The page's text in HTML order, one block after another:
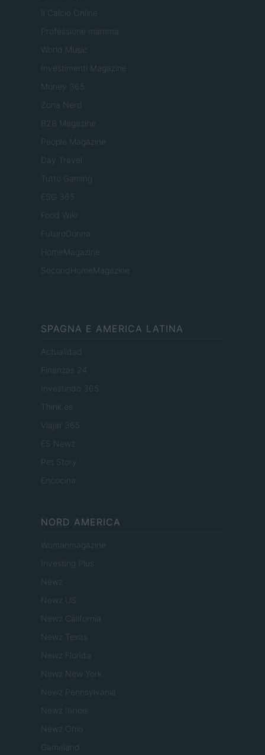
Il Calcio Online
Professione mamma
World Music
Investimenti Magazine
Money 365
Zona Nerd
B2B Magazine
People Magazine
Day Travel
Tutto Gaming
ESG 365
Food Wiki
FuturoDonna
HomeMagazine
SecondHomeMagazine
SPAGNA E AMERICA LATINA
Actualidad
Finanzas 24
Investindo 365
Think.es
Viajar 365
ES Newz
Pet Story
Encocina
NORD AMERICA
Womanmagazine
Investing Plus
Newz
Newz US
Newz California
Newz Texas
Newz Florida
Newz New York
Newz Pennsylvania
Newz Illinois
Newz Ohio
Gameland